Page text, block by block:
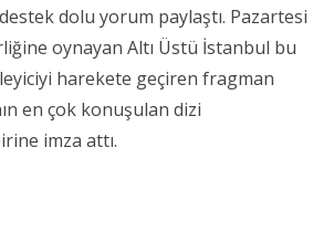
dolu yorum paylaştı. Pazartesi
oynayan Altı Üstü İstanbul bu
harekete geçiren fragman
en çok konuşulan dizi
imza attı.